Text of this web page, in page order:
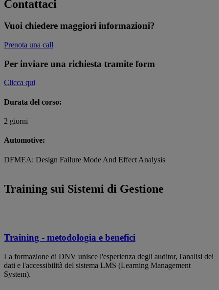
Contattaci
Vuoi chiedere maggiori informazioni?
Prenota una call
Per inviare una richiesta tramite form
Clicca qui
Durata del corso:
2 giorni
Automotive:
DFMEA: Design Failure Mode And Effect Analysis
Training sui Sistemi di Gestione
Training - metodologia e benefici
La formazione di DNV unisce l'esperienza degli auditor, l'analisi dei
dati e l'accessibilità del sistema LMS (Learning Management
System).